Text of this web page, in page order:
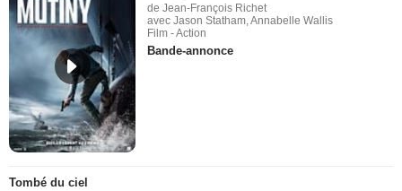
de Jean-François Richet
avec Jason Statham, Annabelle Wallis
Film - Action
Bande-annonce
Tombé du ciel